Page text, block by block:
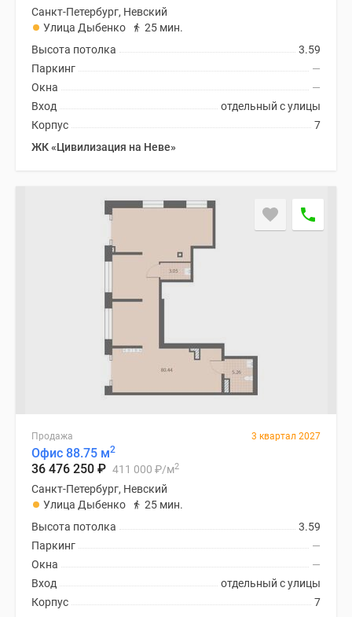
Санкт-Петербург, Невский
Улица Дыбенко
25 мин.
3.59
Высота потолка
—
Паркинг
—
Окна
отдельный с улицы
Вход
7
Корпус
ЖК «Цивилизация на Неве»
Продажа 3 квартал 2027
Офис 88.75 м2
36 476 250 ₽ 411 000 ₽/м2
Санкт-Петербург, Невский
Улица Дыбенко
25 мин.
3.59
Высота потолка
—
Паркинг
—
Окна
отдельный с улицы
Вход
7
Корпус